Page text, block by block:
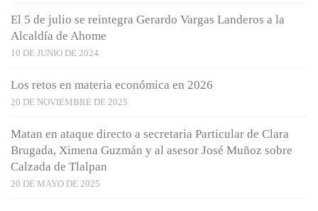
El 5 de julio se reintegra Gerardo Vargas Landeros a la
Alcaldía de Ahome
10 DE JUNIO DE 2024
Los retos en materia económica en 2026
20 DE NOVIEMBRE DE 2025
Matan en ataque directo a secretaria Particular de Clara
Brugada, Ximena Guzmán y al asesor José Muñoz sobre
Calzada de Tlalpan
20 DE MAYO DE 2025